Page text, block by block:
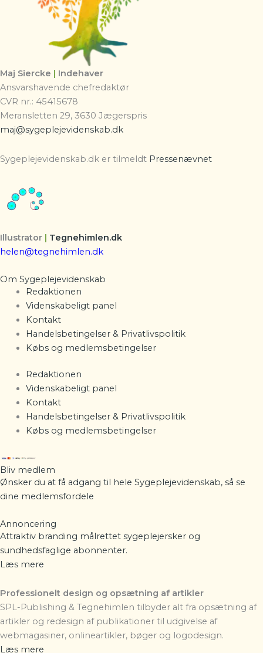
Maj Siercke | Indehaver
Ansvarshavende chefredaktør
CVR nr.: 45415678
Meransletten 29, 3630 Jægerspris
maj@sygeplejevidenskab.dk
Sygeplejevidenskab.dk er tilmeldt Pressenævnet
Illustrator | Tegnehimlen.dk
helen@tegnehimlen.dk
Om Sygeplejevidenskab
Redaktionen
Videnskabeligt panel
Kontakt
Handelsbetingelser & Privatlivspolitik
Købs og medlemsbetingelser
Redaktionen
Videnskabeligt panel
Kontakt
Handelsbetingelser & Privatlivspolitik
Købs og medlemsbetingelser
Bliv medlem
Ønsker du at få adgang til hele Sygeplejevidenskab, så se
dine medlemsfordele
Annoncering
Attraktiv branding målrettet sygeplejersker og
sundhedsfaglige abonnenter.
Læs mere
Professionelt design og opsætning af artikler
SPL-Publishing & Tegnehimlen tilbyder alt fra opsætning af
artikler og redesign af publikationer til udgivelse af
webmagasiner, onlineartikler, bøger og logodesign.
Læs mere